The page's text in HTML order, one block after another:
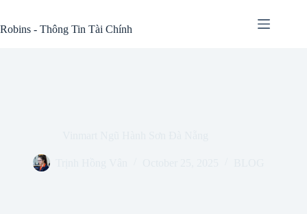
content
Robins - Thông Tin Tài Chính